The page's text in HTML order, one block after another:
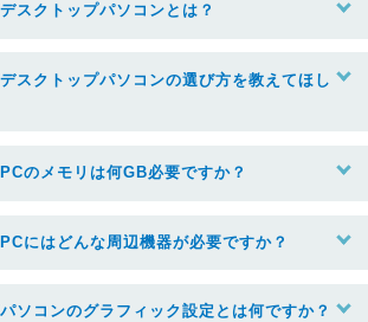
スクトップパソコンとは？
スクトップパソコンの選び方を教えてほし
のメモリは何GB必要ですか？
にはどんな周辺機器が必要ですか？
ソコンのグラフィック設定とは何ですか？